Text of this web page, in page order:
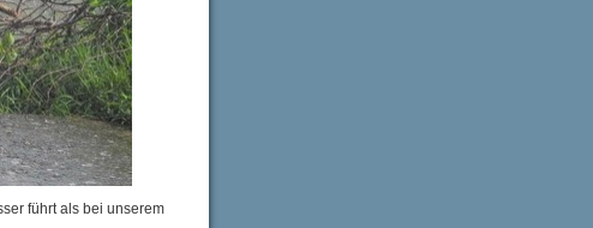
führt als bei unserem